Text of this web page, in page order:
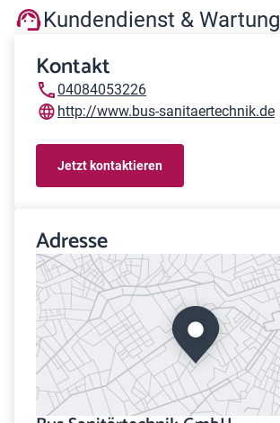
Kundendienst & Wartung
Kontakt
04084053226
http://www.bus-sanitaertechnik.de
Jetzt kontaktieren
Adresse